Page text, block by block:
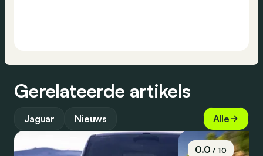
Gerelateerde artikels
Jaguar Nieuws Alle
0.0/ 10